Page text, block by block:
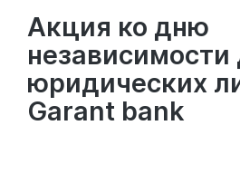
Акция ко дню
независимости
юридических
Garant bank